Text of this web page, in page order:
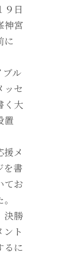
９日
神宮
に
ブル
ッセ
く大
置
援メ
を書
てお
決勝
ント
るに